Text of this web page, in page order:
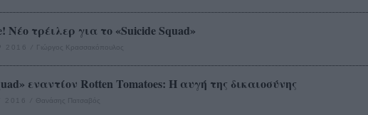
Nέο τρέιλερ για το «Suicide Squad»
2016 Γιώργος Κρασσακόπουλος
εναντίον Rotten Tomatoes: H αυγή της δικαιοσύνης
2016 Θανάσης Πατσαβός